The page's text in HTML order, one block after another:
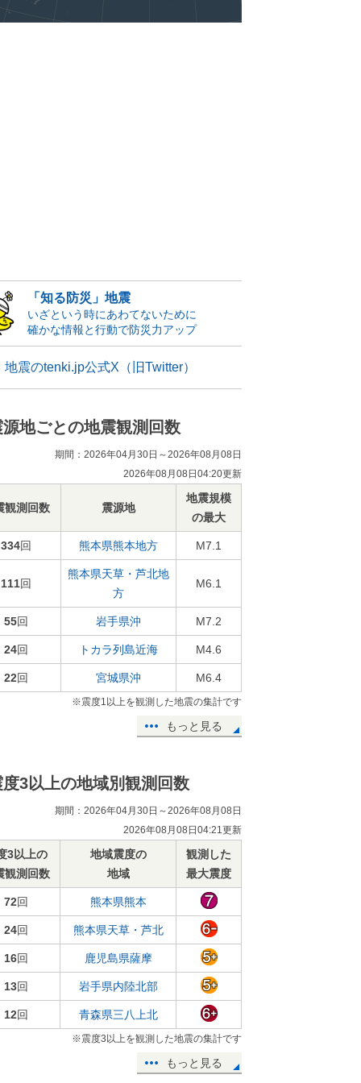
「知る防災」地震
いざという時にあわてないために
確かな情報と行動で防災力アップ
地震のtenki.jp公式X（旧Twitter）
源地ごとの地震観測回数
期間：2026年04月30日～2026年08月08日
2026年08月08日04:20更新
観測回数 震源地
地震規模
の最大
334回 熊本県熊本地方 M7.1
111回
熊本県天草・芦北地
方
M6.1
55回 岩手県沖 M7.2
24回 トカラ列島近海 M4.6
22回 宮城県沖 M6.4
※震度1以上を観測した地震の集計です
もっと見る
度3以上の地域別観測回数
期間：2026年04月30日～2026年08月08日
2026年08月08日04:21更新
3以上の
観測回数
地域震度の
地域
観測した
最大震度
72回 熊本県熊本
24回 熊本県天草・芦北
16回 鹿児島県薩摩
13回 岩手県内陸北部
12回 青森県三八上北
※震度3以上を観測した地震の集計です
もっと見る